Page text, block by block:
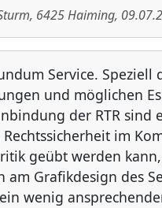
, 6425Haiming,
Service. Speziell
und möglichen
der RTR sind
Rechtssicherheit im
geübt werden
am Grafikdesign des
wenig